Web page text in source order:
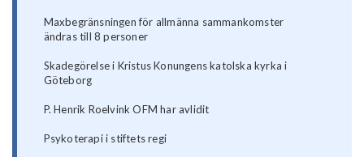
Maxbegränsningen för allmänna sammankomster
ändras till 8 personer
Skadegörelse i Kristus Konungens katolska kyrka i
Göteborg
P. Henrik Roelvink OFM har avlidit
Psykoterapi i stiftets regi